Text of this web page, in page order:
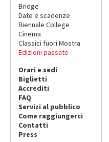
Bridge
Date e scadenze
Biennale College
Cinema
Classici fuori Mostra
Edizioni passate
Orari e sedi
Biglietti
Accrediti
FAQ
Servizi al pubblico
Come raggiungerci
Contatti
Press